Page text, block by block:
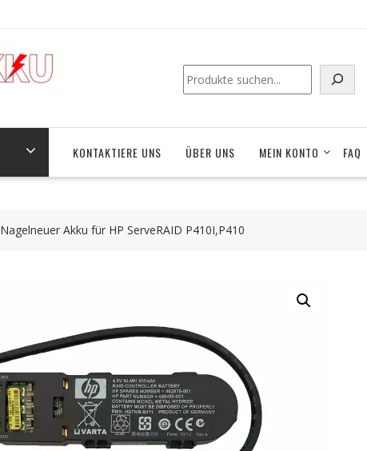
Suchen
KONTAKTIERE UNS ÜBER UNS MEIN KONTO FAQ
Nagelneuer Akku für HP ServeRAID P410I,P410